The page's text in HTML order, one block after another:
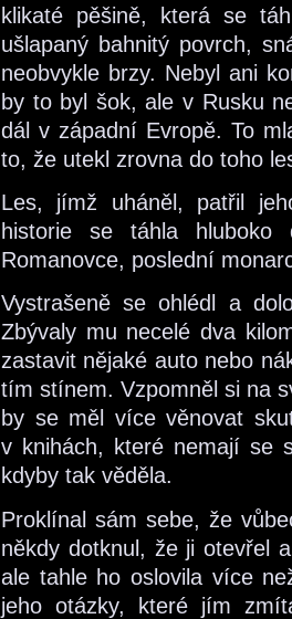
klikaté pěšině, která se
ušlapaný bahnitý povrch,
neobvykle brzy. Nebyl ani
by to byl šok, ale v Rusku
dál v západní Evropě. To
to, že utekl zrovna do toho
Les, jímž uháněl, patřil
historie se táhla
Romanovce, poslední
Vystrašeně se ohlédl a
Zbývaly mu necelé dva
zastavit nějaké auto nebo
tím stínem. Vzpomněl si na
by se měl více věnovat
v knihách, které nemají se
kdyby tak věděla.
Proklínal sám sebe, že
někdy dotknul, že ji otevřel
ale tahle ho oslovila více
jeho otázky, které jím